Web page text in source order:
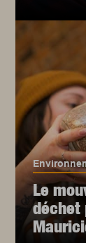
Le
déchet